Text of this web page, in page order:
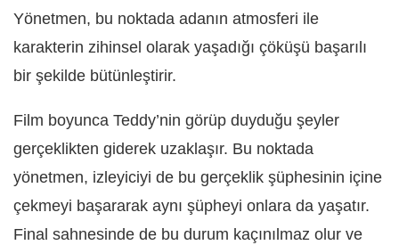
Yönetmen, bu noktada adanın atmosferi ile
karakterin zihinsel olarak yaşadığı çöküşü başarılı
bir şekilde bütünleştirir.
Film boyunca Teddy’nin görüp duyduğu şeyler
gerçeklikten giderek uzaklaşır. Bu noktada
yönetmen, izleyiciyi de bu gerçeklik şüphesinin içine
çekmeyi başararak aynı şüpheyi onlara da yaşatır.
Final sahnesinde de bu durum kaçınılmaz olur ve